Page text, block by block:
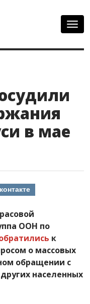
в мае
ООН по
к
о массовых
обращении с
населенных